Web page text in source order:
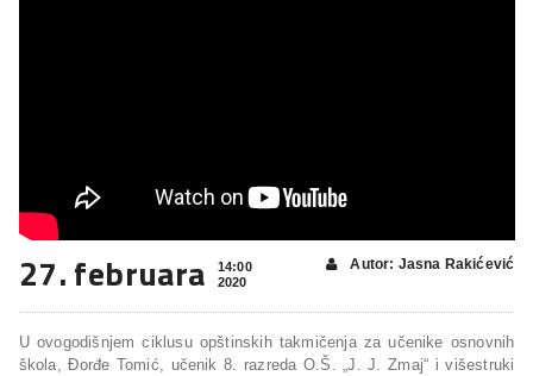
27. februara
14:00
2020
Autor: Jasna Rakićević
U ovogodišnjem ciklusu opštinskih takmičenja za učenike osnovnih
škola, Đorđe Tomić, učenik 8. razreda O.Š. „J. J. Zmaj“ i višestruki